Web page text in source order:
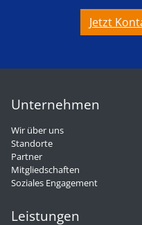
Jetzt
Unternehmen
Wir über uns
Standorte
Partner
Mitgliedschaften
Soziales Engagement
Leistungen